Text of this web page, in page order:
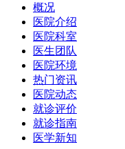
概况
医院介绍
医院科室
医生团队
医院环境
热门资讯
医院动态
就诊评价
就诊指南
医学新知